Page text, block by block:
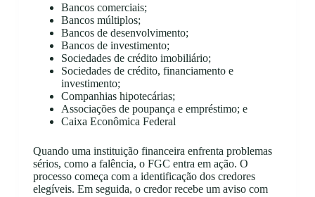
Bancos comerciais;
Bancos múltiplos;
Bancos de desenvolvimento;
Bancos de investimento;
Sociedades de crédito imobiliário;
Sociedades de crédito, financiamento e
investimento;
Companhias hipotecárias;
Associações de poupança e empréstimo; e
Caixa Econômica Federal
Quando uma instituição financeira enfrenta problemas
sérios, como a falência, o FGC entra em ação. O
processo começa com a identificação dos credores
elegíveis. Em seguida, o credor recebe um aviso com